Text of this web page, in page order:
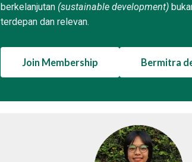
berkelanjutan (sustainable development)
terdepan dan relevan.
Join Membership Bermitra